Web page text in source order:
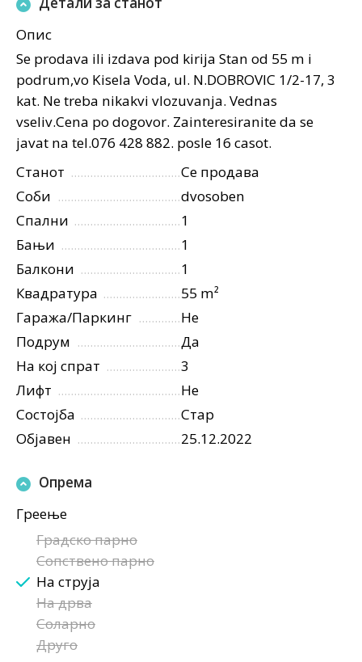
Опис
Se prodava ili izdava pod kirija Stan od 55 m i
podrum,vo Kisela Voda, ul. N.DOBROVIC 1/2-17, 3
kat. Ne treba nikakvi vlozuvanja. Vednas
vseliv.Cena po dogovor. Zainteresiranite da se
javat na tel.076 428 882. posle 16 casot.
Станот
Се продава
Соби
dvosoben
Спални
1
Бањи
1
Балкони
1
Квадратура
55 m²
Гаража/Паркинг
Не
Подрум
Да
На кој спрат
3
Лифт
Не
Состојба
Стар
Објавен
25.12.2022
Опрема
Греење
Градско парно
Сопствено парно
На струја
На дрва
Соларно
Друго